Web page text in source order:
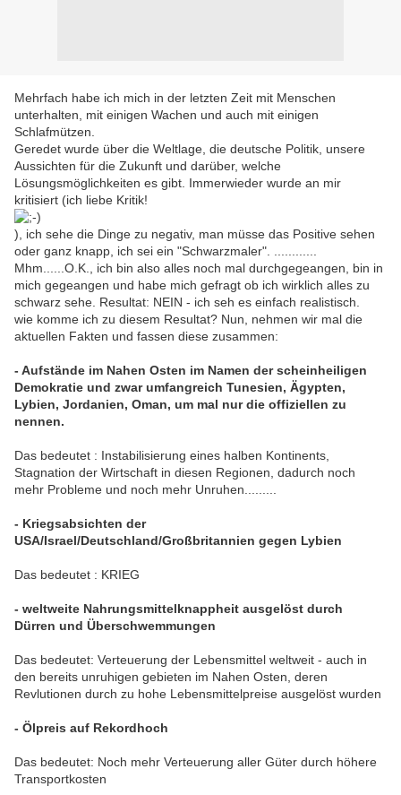
Mehrfach habe ich mich in der letzten Zeit mit Menschen
unterhalten, mit einigen Wachen und auch mit einigen
Schlafmützen.
Geredet wurde über die Weltlage, die deutsche Politik, unsere
Aussichten für die Zukunft und darüber, welche
Lösungsmöglichkeiten es gibt. Immerwieder wurde an mir
kritisiert (ich liebe Kritik!
), ich sehe die Dinge zu negativ, man müsse das Positive sehen
oder ganz knapp, ich sei ein "Schwarzmaler". ............
Mhm......O.K., ich bin also alles noch mal durchgegeangen, bin in
mich gegeangen und habe mich gefragt ob ich wirklich alles zu
schwarz sehe. Resultat: NEIN - ich seh es einfach realistisch.
wie komme ich zu diesem Resultat? Nun, nehmen wir mal die
aktuellen Fakten und fassen diese zusammen:
- Aufstände im Nahen Osten im Namen der scheinheiligen
Demokratie und zwar umfangreich Tunesien, Ägypten,
Lybien, Jordanien, Oman, um mal nur die offiziellen zu
nennen.
Das bedeutet : Instabilisierung eines halben Kontinents,
Stagnation der Wirtschaft in diesen Regionen, dadurch noch
mehr Probleme und noch mehr Unruhen.........
- Kriegsabsichten der
USA/Israel/Deutschland/Großbritannien gegen Lybien
Das bedeutet : KRIEG
- weltweite Nahrungsmittelknappheit ausgelöst durch
Dürren und Überschwemmungen
Das bedeutet: Verteuerung der Lebensmittel weltweit - auch in
den bereits unruhigen gebieten im Nahen Osten, deren
Revlutionen durch zu hohe Lebensmittelpreise ausgelöst wurden
- Ölpreis auf Rekordhoch
Das bedeutet: Noch mehr Verteuerung aller Güter durch höhere
Transportkosten